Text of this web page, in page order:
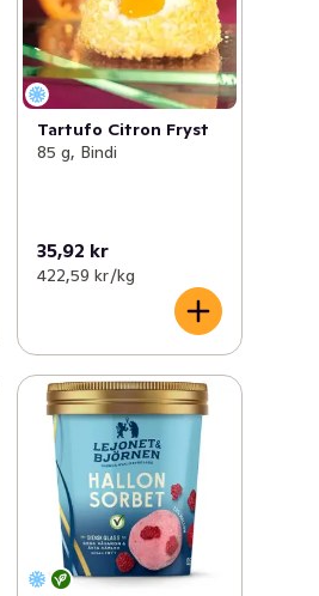
Tartufo Citron Fryst
85 g, Bindi
35,92 kr
422,59 kr /kg